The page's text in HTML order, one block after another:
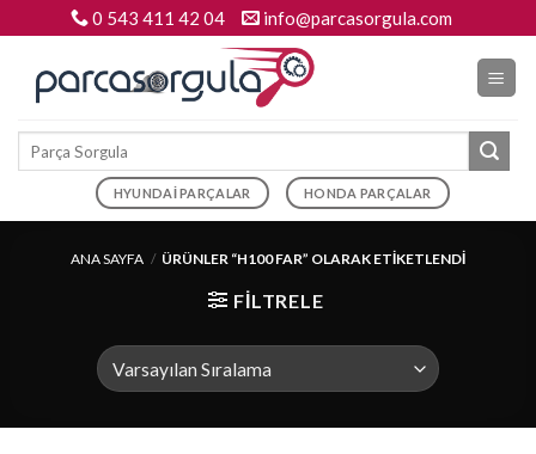
to
content
0 543 411 42 04 info@parcasorgula.com
Ara:
HYUNDAI PARÇALAR HONDA PARÇALAR
ANA SAYFA / ÜRÜNLER “H100 FAR” OLARAK ETIKETLENDI
FILTRELE